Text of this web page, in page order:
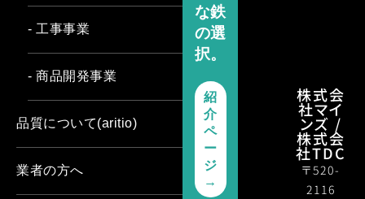
株式会
社マイ
ンズ /
株式会
社TDC
〒520-
2116
な鉄
の選
択。
紹
介
ペ
ー
ジ
→
- 工事事業
- 商品開発事業
品質について(aritio)
業者の方へ